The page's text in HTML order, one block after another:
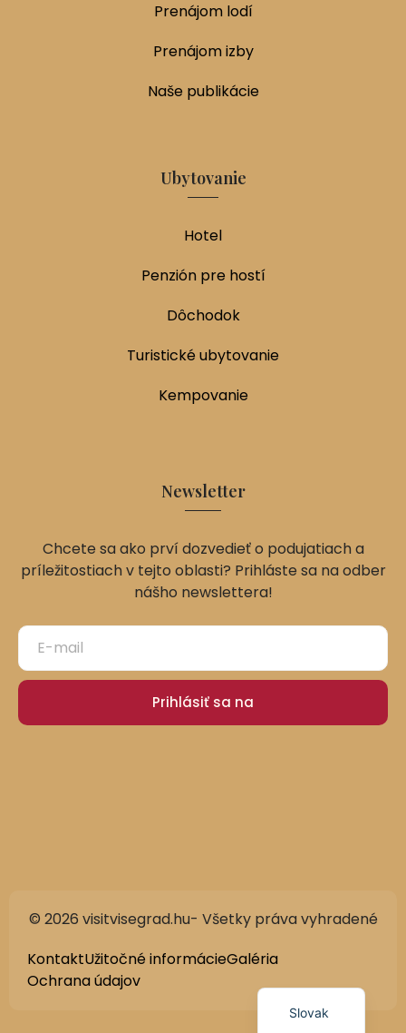
Prenájom lodí
Prenájom izby
Naše publikácie
Ubytovanie
Hotel
Penzión pre hostí
Dôchodok
Turistické ubytovanie
Kempovanie
Newsletter
Chcete sa ako prví dozvedieť o podujatiach a
príležitostiach v tejto oblasti? Prihláste sa na odber
nášho newslettera!
Prihlásiť sa na
© 2026 visitvisegrad.hu- Všetky práva vyhradené
KontaktUžitočné informácieGaléria
Ochrana údajov
Slovak
German